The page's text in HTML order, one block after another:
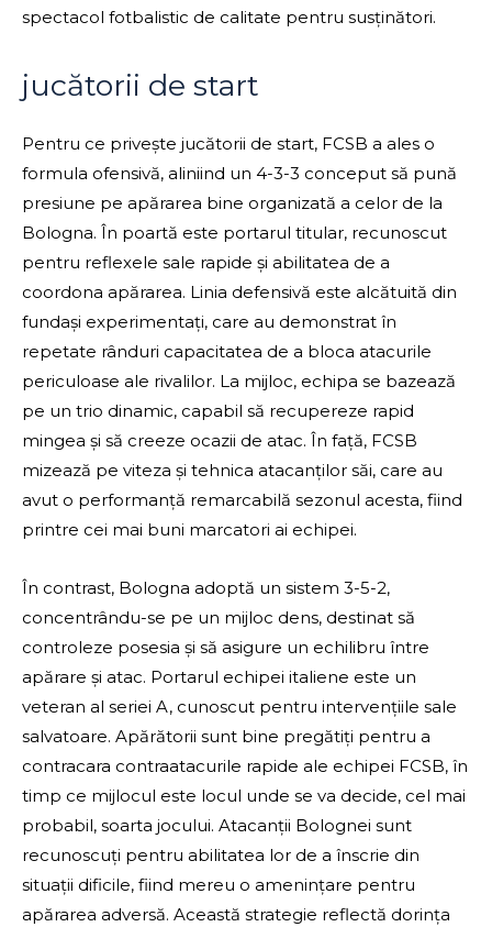
spectacol fotbalistic de calitate pentru susținători.
jucătorii de start
Pentru ce privește jucătorii de start, FCSB a ales o
formula ofensivă, aliniind un 4-3-3 conceput să pună
presiune pe apărarea bine organizată a celor de la
Bologna. În poartă este portarul titular, recunoscut
pentru reflexele sale rapide și abilitatea de a
coordona apărarea. Linia defensivă este alcătuită din
fundași experimentați, care au demonstrat în
repetate rânduri capacitatea de a bloca atacurile
periculoase ale rivalilor. La mijloc, echipa se bazează
pe un trio dinamic, capabil să recupereze rapid
mingea și să creeze ocazii de atac. În față, FCSB
mizează pe viteza și tehnica atacanților săi, care au
avut o performanță remarcabilă sezonul acesta, fiind
printre cei mai buni marcatori ai echipei.
În contrast, Bologna adoptă un sistem 3-5-2,
concentrându-se pe un mijloc dens, destinat să
controleze posesia și să asigure un echilibru între
apărare și atac. Portarul echipei italiene este un
veteran al seriei A, cunoscut pentru intervențiile sale
salvatoare. Apărătorii sunt bine pregătiți pentru a
contracara contraatacurile rapide ale echipei FCSB, în
timp ce mijlocul este locul unde se va decide, cel mai
probabil, soarta jocului. Atacanții Bolognei sunt
recunoscuți pentru abilitatea lor de a înscrie din
situații dificile, fiind mereu o amenințare pentru
apărarea adversă. Această strategie reflectă dorința